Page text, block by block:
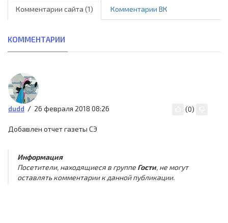
Комментарии сайта (1) Комментарии ВК
КОММЕНТАРИИ
dudd 26 февраля 2018 08:26 (0)
Добавлен отчет газеты СЭ
Информация
Посетители, находящиеся в группе Гости, не могут
оставлять комментарии к данной публикации.